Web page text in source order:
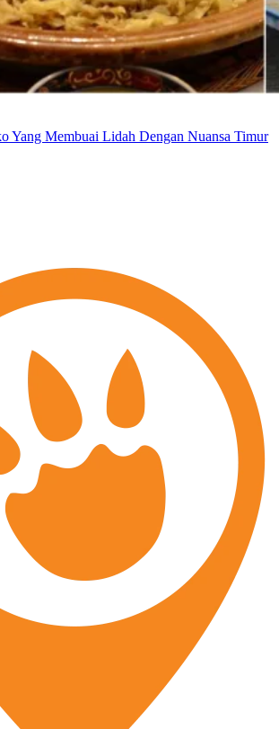
Yang Membuai Lidah Dengan Nuansa Timur